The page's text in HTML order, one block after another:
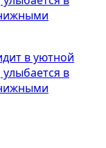
в уютной
в